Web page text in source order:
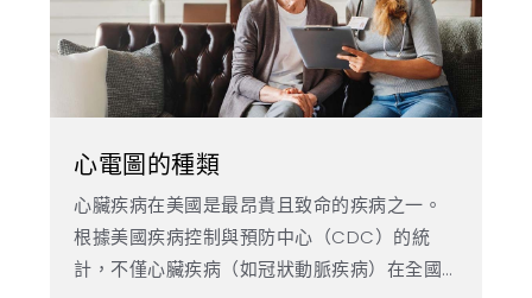
心電圖的種類
心臟疾病在美國是最昂貴且致命的疾病之一。
根據美國疾病控制與預防中心（CDC）的統
計，不僅心臟疾病（如冠狀動脈疾病）在全國